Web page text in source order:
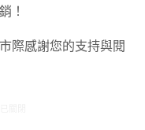
！
際感謝您的支持與閱